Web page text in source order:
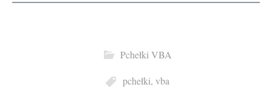
Pchełki VBA
pchełki, vba